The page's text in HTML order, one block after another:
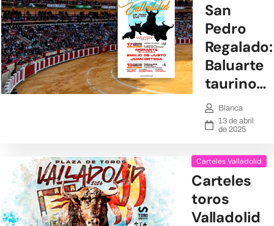
San
Pedro
Regalado:
Baluarte
taurino…
Blanca
13 de abril
de 2025
Carteles Valladolid
Carteles
toros
Valladolid